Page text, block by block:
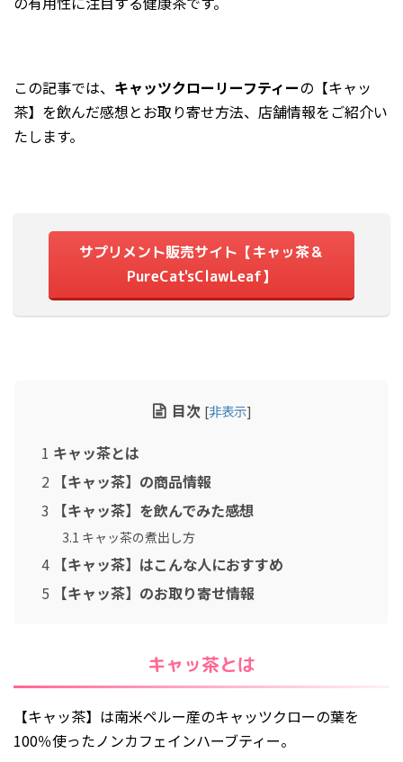
2023年8月
2023年7月
2023年6月
2023年3月
2023年1月
2021年4月
2020年3月
2020年1月
2019年12月
2019年4月
2018年4月
2018年3月
この記事では、 キャッツクローリーフティーの【キャッ
茶】を飲んだ感想とお取り寄せ方法、店舗情報をご紹介い
たします。
サプリメント販売サイト【キャッ茶＆
PureCat'sClawLeaf】
目次 [非表示]
1 キャッ茶とは
2 【キャッ茶】の商品情報
3 【キャッ茶】を飲んでみた感想
3.1 キャッ茶の煮出し方
4 【キャッ茶】はこんな人におすすめ
5 【キャッ茶】のお取り寄せ情報
キャッ茶とは
【キャッ茶】は南米ペルー産のキャッツクローの葉を
100％使ったノンカフェインハーブティー。